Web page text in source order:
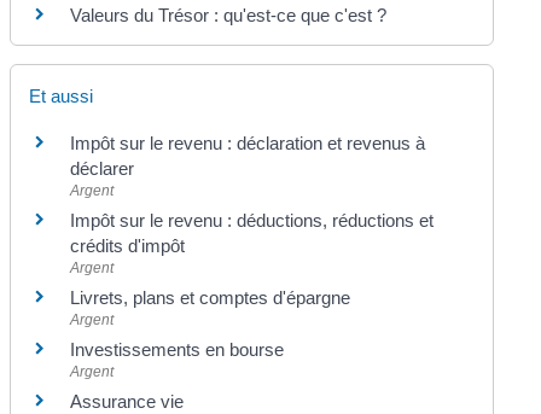
Valeurs du Trésor : qu'est-ce que c'est ?
Et aussi
Impôt sur le revenu : déclaration et revenus à
déclarer
Argent
Impôt sur le revenu : déductions, réductions et
crédits d'impôt
Argent
Livrets, plans et comptes d'épargne
Argent
Investissements en bourse
Argent
Assurance vie